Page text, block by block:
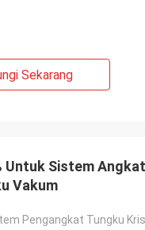
Sekarang
Untuk Sistem
Vakum
Pengangkat Tungku